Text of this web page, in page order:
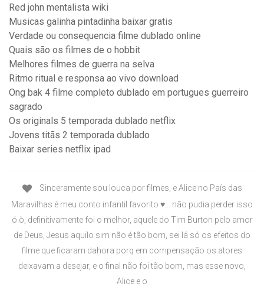
Red john mentalista wiki
Musicas galinha pintadinha baixar gratis
Verdade ou consequencia filme dublado online
Quais são os filmes de o hobbit
Melhores filmes de guerra na selva
Ritmo ritual e responsa ao vivo download
Ong bak 4 filme completo dublado em portugues guerreiro
sagrado
Os originals 5 temporada dublado netflix
Jovens titãs 2 temporada dublado
Baixar series netflix ipad
Sinceramente sou louca por filmes, e Alice no País das
Maravilhas é meu conto infantil favorito ♥… não pudia perder isso
ó.ò, definitivamente foi o melhor, aquele do Tim Burton pelo amor
de Deus, Jesus aquilo sim não é tão bom, sei lá só os efeitos do
filme que ficaram dahora porq em compensação os atores
deixavam a desejar, e o final não foi tão bom, mas esse novo,
Alice e o